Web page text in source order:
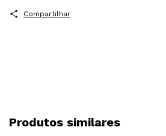
Compartilhar
Produtos similares